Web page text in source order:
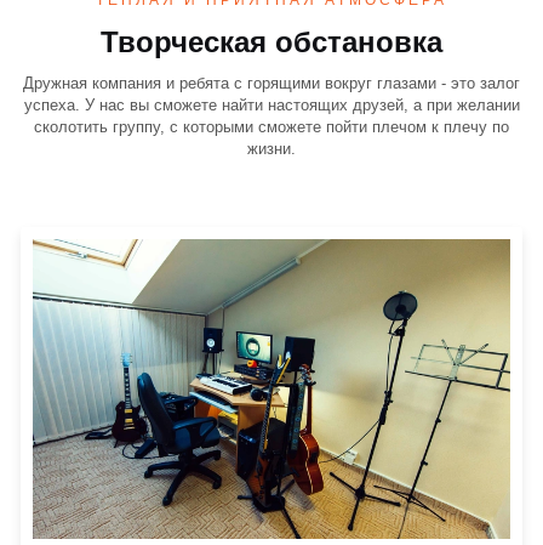
Творческая обстановка
Дружная компания и ребята с горящими вокруг глазами - это залог
успеха. У нас вы сможете найти настоящих друзей, а при желании
сколотить группу, с которыми сможете пойти плечом к плечу по
жизни.